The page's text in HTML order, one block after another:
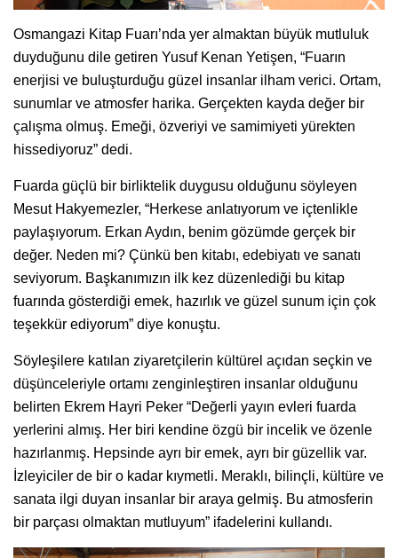
Osmangazi Kitap Fuarı’nda yer almaktan büyük mutluluk
duyduğunu dile getiren Yusuf Kenan Yetişen, “Fuarın
enerjisi ve buluşturduğu güzel insanlar ilham verici. Ortam,
sunumlar ve atmosfer harika. Gerçekten kayda değer bir
çalışma olmuş. Emeği, özveriyi ve samimiyeti yürekten
hissediyoruz” dedi.
Fuarda güçlü bir birliktelik duygusu olduğunu söyleyen
Mesut Hakyemezler, “Herkese anlatıyorum ve içtenlikle
paylaşıyorum. Erkan Aydın, benim gözümde gerçek bir
değer. Neden mi? Çünkü ben kitabı, edebiyatı ve sanatı
seviyorum. Başkanımızın ilk kez düzenlediği bu kitap
fuarında gösterdiği emek, hazırlık ve güzel sunum için çok
teşekkür ediyorum” diye konuştu.
Söyleşilere katılan ziyaretçilerin kültürel açıdan seçkin ve
düşünceleriyle ortamı zenginleştiren insanlar olduğunu
belirten Ekrem Hayri Peker “Değerli yayın evleri fuarda
yerlerini almış. Her biri kendine özgü bir incelik ve özenle
hazırlanmış. Hepsinde ayrı bir emek, ayrı bir güzellik var.
İzleyiciler de bir o kadar kıymetli. Meraklı, bilinçli, kültüre ve
sanata ilgi duyan insanlar bir araya gelmiş. Bu atmosferin
bir parçası olmaktan mutluyum” ifadelerini kullandı.